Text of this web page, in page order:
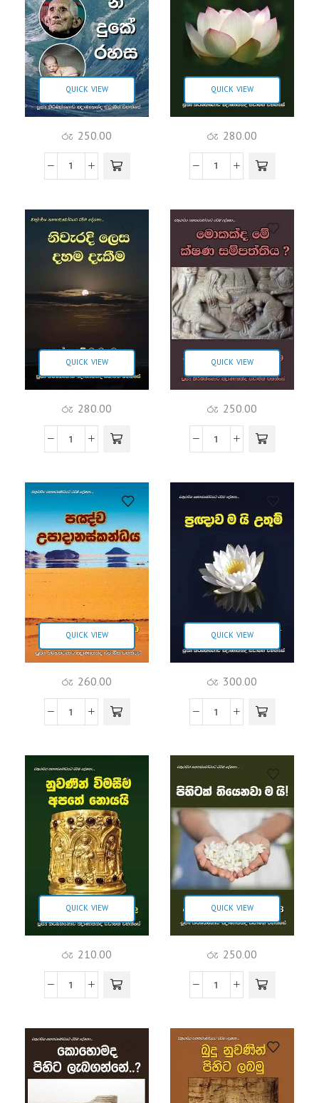
QUICK VIEW
රු 250.00
QUICK VIEW
රු 280.00
QUICK VIEW
රු 280.00
QUICK VIEW
රු 250.00
QUICK VIEW
රු 260.00
QUICK VIEW
රු 300.00
QUICK VIEW
රු 210.00
QUICK VIEW
රු 250.00